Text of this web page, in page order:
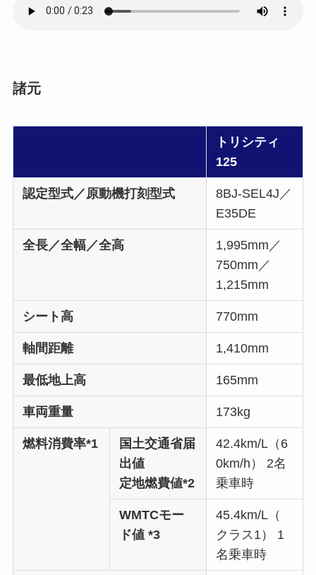
諸元
トリシティ
125
認定型式／原動機打刻型式
8BJ-SEL4J／
E35DE
全長／全幅／全高
1,995mm／
750mm／
1,215mm
シート高 770mm
軸間距離 1,410mm
最低地上高 165mm
車両重量 173kg
燃料消費率*1
国土交通省届
出値
定地燃費値*2
42.4km/L（6
0km/h） 2名
乗車時
WMTCモー
ド値 *3
45.4km/L（
クラス1） 1
名乗車時